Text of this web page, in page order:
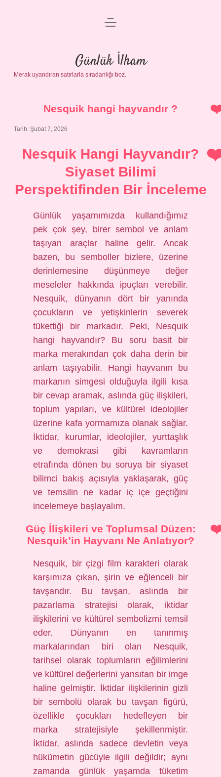
Anasayfa
Gizlilik Politikası
Yasal Uyarı
menüyü
Günlük İlham
Merak uyandıran satırlarla sıradanlığı boz.
Nesquik hangi hayvandır ?
Tarih: Şubat 7, 2026
Nesquik Hangi Hayvandır?
Siyaset Bilimi
Perspektifinden Bir İnceleme
Günlük yaşamımızda kullandığımız
pek çok şey, birer sembol ve anlam
taşıyan araçlar haline gelir. Ancak
bazen, bu semboller bizlere, üzerine
derinlemesine düşünmeye değer
meseleler hakkında ipuçları verebilir.
Nesquik, dünyanın dört bir yanında
çocukların ve yetişkinlerin severek
tükettiği bir markadır. Peki, Nesquik
hangi hayvandır? Bu soru basit bir
marka merakından çok daha derin bir
anlam taşıyabilir. Hangi hayvanın bu
markanın simgesi olduğuyla ilgili kısa
bir cevap aramak, aslında güç ilişkileri,
toplum yapıları, ve kültürel ideolojiler
üzerine kafa yormamıza olanak sağlar.
İktidar, kurumlar, ideolojiler, yurttaşlık
ve demokrasi gibi kavramların
etrafında dönen bu soruya bir siyaset
bilimci bakış açısıyla yaklaşarak, güç
ve temsilin ne kadar iç içe geçtiğini
incelemeye başlayalım.
Güç İlişkileri ve Toplumsal Düzen:
Nesquik’in Hayvanı Ne Anlatıyor?
Nesquik, bir çizgi film karakteri olarak
karşımıza çıkan, şirin ve eğlenceli bir
tavşandır. Bu tavşan, aslında bir
pazarlama stratejisi olarak, iktidar
ilişkilerini ve kültürel sembolizmi temsil
eder. Dünyanın en tanınmış
markalarından biri olan Nesquik,
tarihsel olarak toplumların eğilimlerini
ve kültürel değerlerini yansıtan bir imge
haline gelmiştir. İktidar ilişkilerinin gizli
bir sembolü olarak bu tavşan figürü,
özellikle çocukları hedefleyen bir
marka stratejisiyle şekillenmiştir.
İktidar, aslında sadece devletin veya
hükümetin gücüyle ilgili değildir; aynı
zamanda günlük yaşamda tüketim